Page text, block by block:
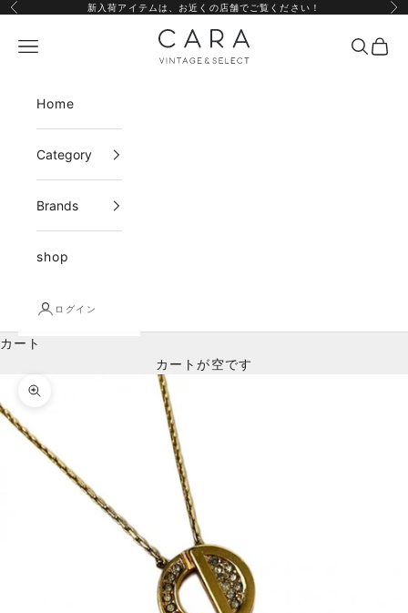
コンテンツへスキップ
前へ 新入荷アイテムは、 お近くの店舗でご覧ください！ 次
CARA vintage&select
メニュー 検索カー
Home
Category
Brands
shop
ログイン
カート
カートが空です
ズームイン